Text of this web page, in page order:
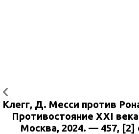
Д. Месси против Роналду.
XXI века. —
2024. — 457, [2] с.
Предыдущий